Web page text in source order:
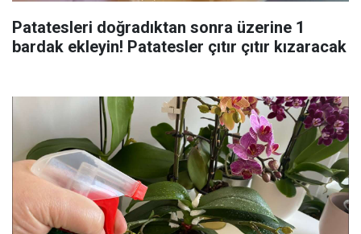
Patatesleri doğradıktan sonra üzerine 1
bardak ekleyin! Patatesler çıtır çıtır kızaracak